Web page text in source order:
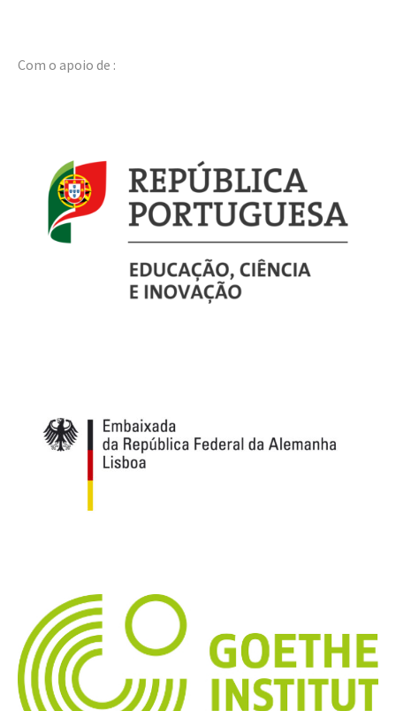
Com o apoio de :